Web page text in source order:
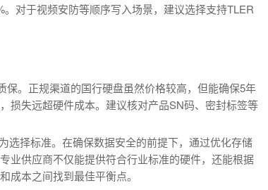
对于视频安防等顺序写入场景，建议选择支持TLER
。正规渠道的国行硬盘虽然价格较高，但能确保5年
损失远超硬件成本。建议核对产品SN码、密封标签等
选择标准。在确保数据安全的前提下，通过优化存储
业供应商不仅能提供符合行业标准的硬件，还能根据
成本之间找到最佳平衡点。